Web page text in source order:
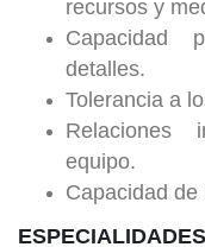
recursos y
Capacidad
detalles.
Tolerancia a
Relaciones
equipo.
Capacidad de
ESPECIALIDADES